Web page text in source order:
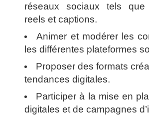
réseaux sociaux tels que
reels et captions.
Animer et modérer les
les différentes plateformes
Proposer des formats
tendances digitales.
Participer à la mise en
digitales et de campagnes